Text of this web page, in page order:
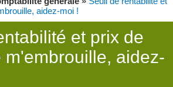
aidez-moi !
et prix de
m'embrouille, aidez-